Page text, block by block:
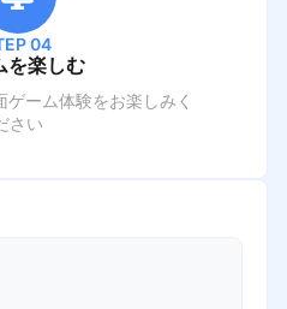
04
を楽しむ
ーム体験をお楽しみく
さい